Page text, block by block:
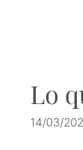
Lo
14/03/